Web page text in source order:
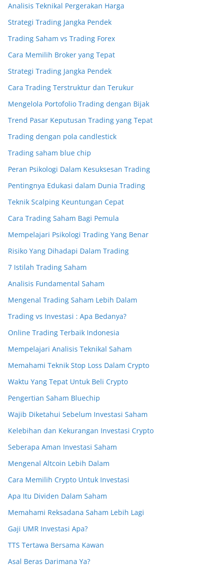
Analisis Teknikal Pergerakan Harga
Strategi Trading Jangka Pendek
Trading Saham vs Trading Forex
Cara Memilih Broker yang Tepat
Strategi Trading Jangka Pendek
Cara Trading Terstruktur dan Terukur
Mengelola Portofolio Trading dengan Bijak
Trend Pasar Keputusan Trading yang Tepat
Trading dengan pola candlestick
Trading saham blue chip
Peran Psikologi Dalam Kesuksesan Trading
Pentingnya Edukasi dalam Dunia Trading
Teknik Scalping Keuntungan Cepat
Cara Trading Saham Bagi Pemula
Mempelajari Psikologi Trading Yang Benar
Risiko Yang Dihadapi Dalam Trading
7 Istilah Trading Saham
Analisis Fundamental Saham
Mengenal Trading Saham Lebih Dalam
Trading vs Investasi : Apa Bedanya?
Online Trading Terbaik Indonesia
Mempelajari Analisis Teknikal Saham
Memahami Teknik Stop Loss Dalam Crypto
Waktu Yang Tepat Untuk Beli Crypto
Pengertian Saham Bluechip
Wajib Diketahui Sebelum Investasi Saham
Kelebihan dan Kekurangan Investasi Crypto
Seberapa Aman Investasi Saham
Mengenal Altcoin Lebih Dalam
Cara Memilih Crypto Untuk Investasi
Apa Itu Dividen Dalam Saham
Memahami Reksadana Saham Lebih Lagi
Gaji UMR Investasi Apa?
TTS Tertawa Bersama Kawan
Asal Beras Darimana Ya?